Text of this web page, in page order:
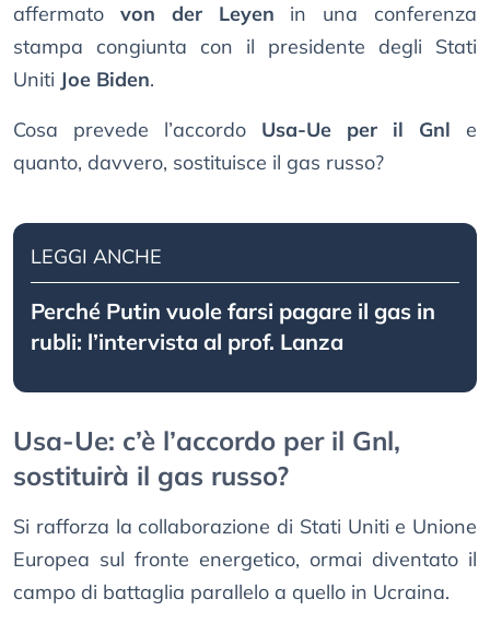
affermato von der Leyen in una conferenza
stampa congiunta con il presidente degli Stati
Uniti Joe Biden.
Cosa prevede l’accordo Usa-Ue per il Gnl e
quanto, davvero, sostituisce il gas russo?
LEGGI ANCHE
Perché Putin vuole farsi pagare il gas in
rubli: l’intervista al prof. Lanza
Usa-Ue: c’è l’accordo per il Gnl,
sostituirà il gas russo?
Si rafforza la collaborazione di Stati Uniti e Unione
Europea sul fronte energetico, ormai diventato il
campo di battaglia parallelo a quello in Ucraina.